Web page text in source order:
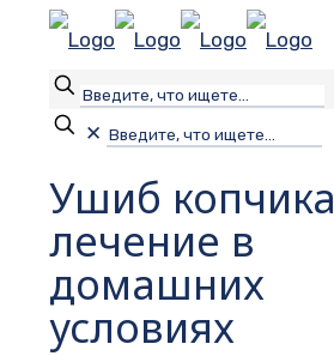
✕
Ушиб копчика
лечение в
домашних
условиях